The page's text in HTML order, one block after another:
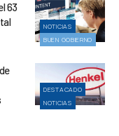
NOTICIAS
BUEN GOBIERNO
63
DESTACADO
NOTICIAS